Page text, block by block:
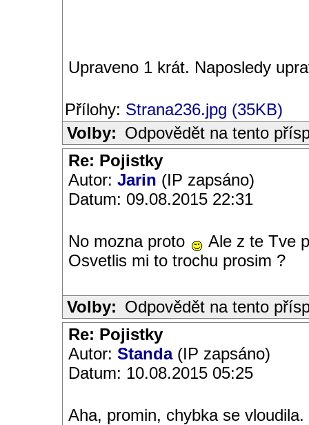
Upraveno 1 krát. Naposledy
Přílohy: Strana236.jpg (35KB)
Volby: Odpovědět na tento
Re: Pojistky
Autor: Jarin (IP zapsáno)
Datum: 09.08.2015 22:31
No mozna proto
Ale z te Tve
Osvetlis mi to trochu prosim ?
Volby: Odpovědět na tento
Re: Pojistky
Autor: Standa(IP zapsáno)
Datum: 10.08.2015 05:25
Aha, promin, chybka se